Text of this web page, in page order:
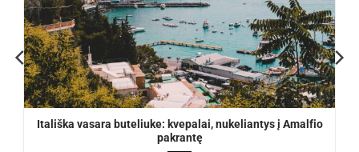
Itališka vasara buteliuke: kvepalai, nukeliantys į Amalfio
pakrantę